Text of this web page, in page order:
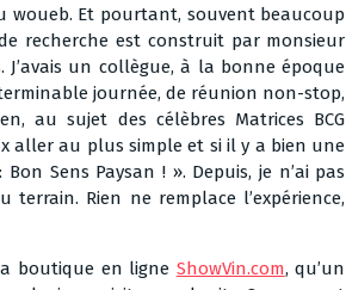
Et pourtant, souvent beaucoup
recherche est construit par monsieur
un collègue, à la bonne époque
journée, de réunion non-stop,
au sujet des célèbres Matrices BCG
aller au plus simple et si il y a bien une
Sens Paysan ! ». Depuis, je n’ai pas
Rien ne remplace l’expérience,
boutique en ligne ShowVin.com, qu’un